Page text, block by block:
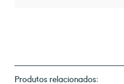
Produtos relacionados: